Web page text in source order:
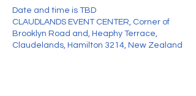
Date and time is TBD
CLAUDLANDS EVENT CENTER, Corner of
Brooklyn Road and, Heaphy Terrace,
Claudelands, Hamilton 3214, New Zealand